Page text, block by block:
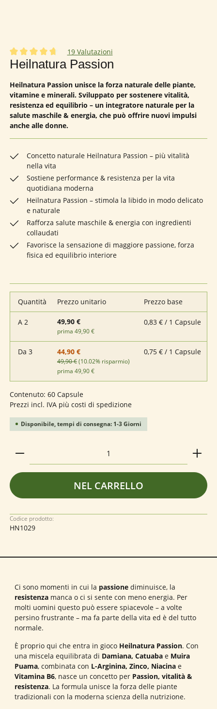
Valutazione media di 4.74 su 5 stelle
19 Valutazioni
Heilnatura Passion
Heilnatura Passion unisce la forza naturale delle piante,
vitamine e minerali. Sviluppato per sostenere vitalità,
resistenza ed equilibrio – un integratore naturale per la
salute maschile & energia, che può offrire nuovi impulsi
anche alle donne.
Concetto naturale Heilnatura Passion – più vitalità
nella vita
Sostiene performance & resistenza per la vita
quotidiana moderna
Heilnatura Passion – stimola la libido in modo delicato
e naturale
Rafforza salute maschile & energia con ingredienti
collaudati
Favorisce la sensazione di maggiore passione, forza
fisica ed equilibrio interiore
Quantità Prezzo unitario Prezzo base
A 2 49,90 €
prima 49,90 €
0,83 € / 1 Capsule
Da 3 44,90 €
49,90 €(10.02% risparmio)
prima 49,90 €
0,75 € / 1 Capsule
Contenuto: 60 Capsule
Prezzi incl. IVA più costi di spedizione
Disponibile, tempi di consegna: 1-3 Giorni
Quantità del prodotto: inserisci la quantità
NEL CARRELLO
Codice prodotto:
HN1029
Ci sono momenti in cui la passione diminuisce, la
resistenza manca o ci si sente con meno energia. Per
molti uomini questo può essere spiacevole – a volte
persino frustrante – ma fa parte della vita ed è del tutto
normale.
È proprio qui che entra in gioco Heilnatura Passion. Con
una miscela equilibrata di Damiana, Catuaba e Muira
Puama, combinata con L-Arginina, Zinco, Niacina e
Vitamina B6, nasce un concetto per Passion, vitalità &
resistenza. La formula unisce la forza delle piante
tradizionali con la moderna scienza della nutrizione.